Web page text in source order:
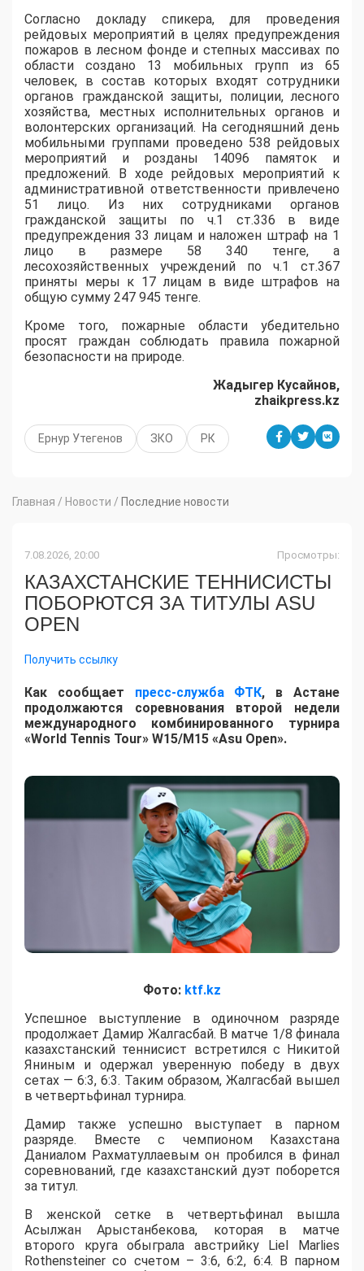
Согласно докладу спикера, для проведения
рейдовых мероприятий в целях предупреждения
пожаров в лесном фонде и степных массивах по
области создано 13 мобильных групп из 65
человек, в состав которых входят сотрудники
органов гражданской защиты, полиции, лесного
хозяйства, местных исполнительных органов и
волонтерских организаций. На сегодняшний день
мобильными группами проведено 538 рейдовых
мероприятий и розданы 14096 памяток и
предложений. В ходе рейдовых мероприятий к
административной ответственности привлечено
51 лицо. Из них сотрудниками органов
гражданской защиты по ч.1 ст.336 в виде
предупреждения 33 лицам и наложен штраф на 1
лицо в размере 58 340 тенге, а
лесохозяйственных учреждений по ч.1 ст.367
приняты меры к 17 лицам в виде штрафов на
общую сумму 247 945 тенге.
Кроме того, пожарные области убедительно
просят граждан соблюдать правила пожарной
безопасности на природе.
Жадыгер Кусайнов,
zhaikpress.kz
Ернур Утегенов ЗКО РК
Главная / Новости / Последние новости
7.08.2026, 20:00 Просмотры:
КАЗАХСТАНСКИЕ ТЕННИСИСТЫ
ПОБОРЮТСЯ ЗА ТИТУЛЫ ASU
OPEN
Получить ссылку
Как сообщает пресс-служба ФТК, в Астане
продолжаются соревнования второй недели
международного комбинированного турнира
«World Tennis Tour» W15/M15 «Asu Open».
Фото: ktf.kz
Успешное выступление в одиночном разряде
продолжает Дамир Жалгасбай. В матче 1/8 финала
казахстанский теннисист встретился с Никитой
Яниным и одержал уверенную победу в двух
сетах — 6:3, 6:3. Таким образом, Жалгасбай вышел
в четвертьфинал турнира.
Дамир также успешно выступает в парном
разряде. Вместе с чемпионом Казахстана
Даниалом Рахматуллаевым он пробился в финал
соревнований, где казахстанский дуэт поборется
за титул.
В женской сетке в четвертьфинал вышла
Асылжан Арыстанбекова, которая в матче
второго круга обыграла австрийку Liel Marlies
Rothensteiner со счетом – 3:6, 6:2, 6:4. В парном